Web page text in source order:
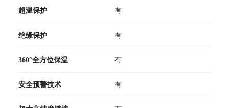
超温保护 有
绝缘保护 有
360°全方位保温 有
安全预警技术 有